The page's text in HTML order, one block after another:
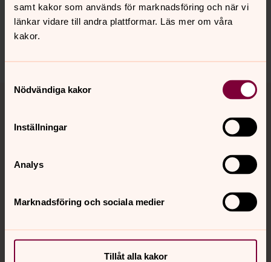
samt kakor som används för marknadsföring och när vi
länkar vidare till andra plattformar. Läs mer om våra
kakor.
Nödvändiga kakor
Inställningar
Analys
Marknadsföring och sociala medier
Tillåt alla kakor
saltsjobaden.forsamling@svenskakyrkan.se
Dela
Tillbaka till toppen
Tillbaka till innehållet
Hitta snabbt